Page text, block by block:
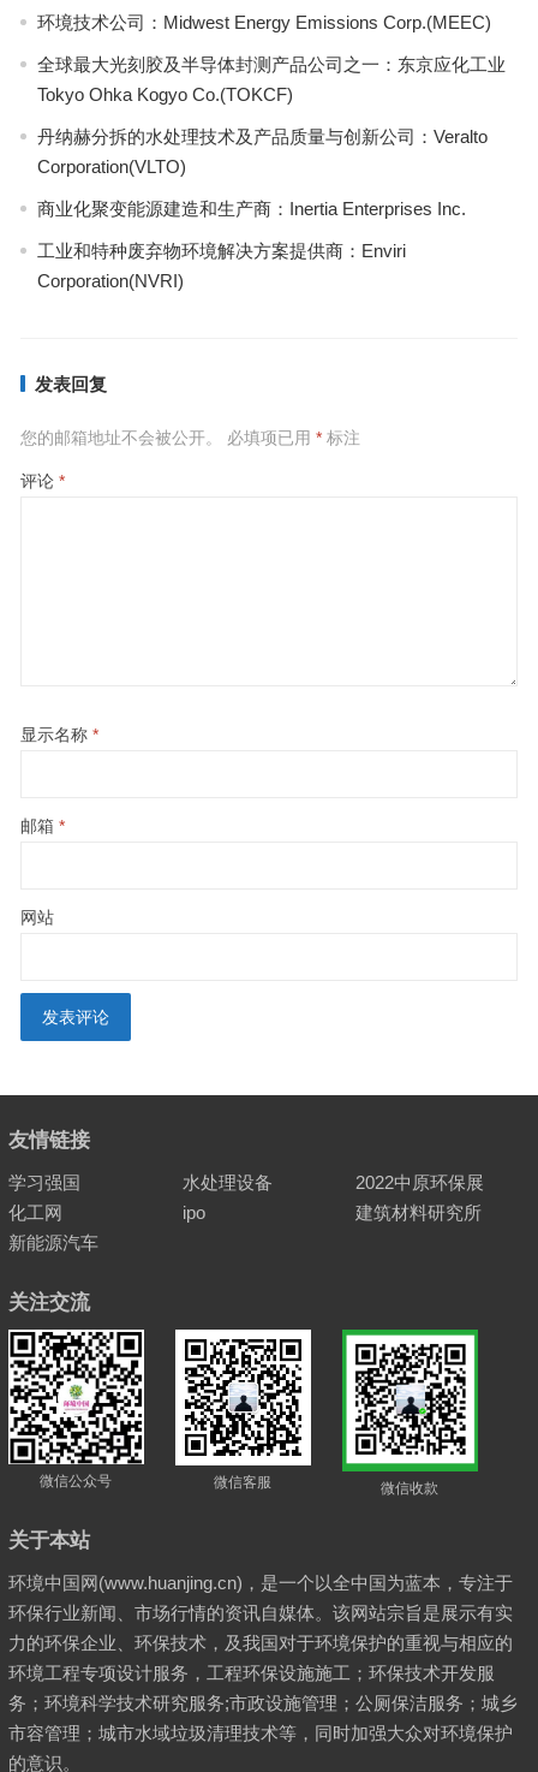
环境技术公司：Midwest Energy Emissions Corp.(MEEC)
全球最大光刻胶及半导体封测产品公司之一：东京应化工业
Tokyo Ohka Kogyo Co.(TOKCF)
丹纳赫分拆的水处理技术及产品质量与创新公司：Veralto
Corporation(VLTO)
商业化聚变能源建造和生产商：Inertia Enterprises Inc.
工业和特种废弃物环境解决方案提供商：Enviri
Corporation(NVRI)
发表回复
您的邮箱地址不会被公开。 必填项已用 *标注
评论 *
显示名称 *
邮箱 *
网站
友情链接
学习强国 水处理设备
2022中原环保展
化工网
ipo
建筑材料研究所
新能源汽车
关注交流
微信公众号 微信客服 微信收款
关于本站
环境中国网(www.huanjing.cn)，是一个以全中国为蓝本，专注于
环保行业新闻、市场行情的资讯自媒体。该网站宗旨是展示有实
力的环保企业、环保技术，及我国对于环境保护的重视与相应的
环境工程专项设计服务，工程环保设施施工；环保技术开发服
务；环境科学技术研究服务;市政设施管理；公厕保洁服务；城乡
市容管理；城市水域垃圾清理技术等，同时加强大众对环境保护
的意识。